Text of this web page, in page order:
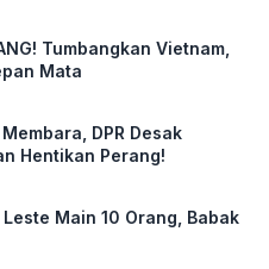
Tumbangkan Vietnam,
Mata
DPR Desak
Hentikan Perang!
Main 10 Orang, Babak